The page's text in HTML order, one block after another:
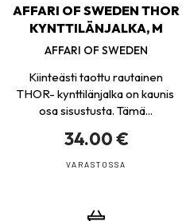
AFFARI OF SWEDEN THOR
KYNTTILÄNJALKA, M
AFFARI OF SWEDEN
Kiinteästi taottu rautainen
THOR- kynttilänjalka on kaunis
osa sisustusta. Tämä...
34.00 €
VARASTOSSA